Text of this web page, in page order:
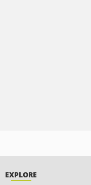
EXPLORE